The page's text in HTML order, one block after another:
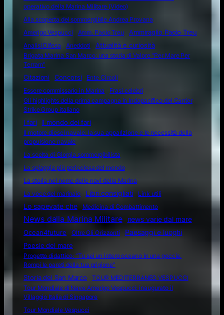
operativo della Marina Militare (Video)
Alla scoperta del sommergibile Andrea Provana
Amerigo Vespucci
Amm. Paolo Treu
Ammiraglio Paolo Treu
Analisi Difesa
Aneddoti Attualità e curiosità
Brigata Marina San Marco: una storia di Valore "Per Mare Per
Terram"
Citazioni
Concorsi
Ente Circoli
Essere commissario in Marina
Frasi celebri
Gli highlights della prima campagna in Indopacifico del Carrier
Strike Group italiano
I fari
Il mondo dei fari
Il motore diesel navale: la sua apparizione e le necessità della
propulsione navale
La scelta di Giorgia sommergibilista
La spiaggia più pericolosa del mondo
La storia nel nome delle navi della Marina
La voce del marinaio
Libri consigliati Link utili
Lo sapevate che Medicina di Combattimento
News dalla Marina Militare
news varie dal mare
Ocean4future
Oltre Gli Orizzonti
Paesaggi e luoghi
Poesie del mare
Progetto didattico: “Tu sei un intero oceano in una goccia.
Rompi le pareti della tua prigione”
Storia del San Marco
TOUR MEDITERRANEO VESPUCCI
Tour Mondiale di Nave Amerigo Vespucci: inaugurato il
Villaggio Italia di Singapore
Tour Mondiale Vespucci